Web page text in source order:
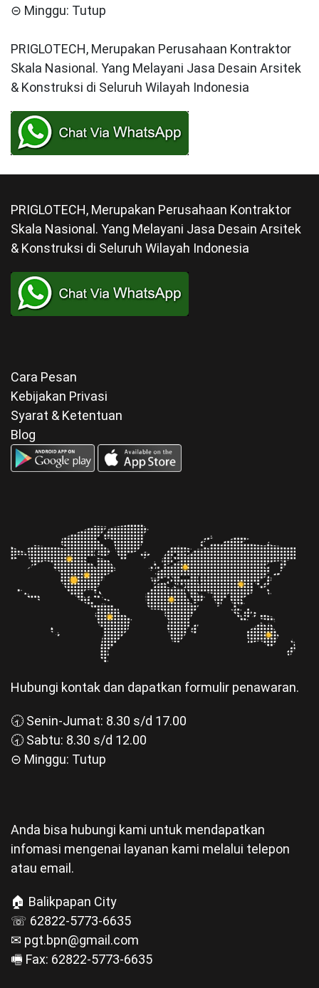
⊝ Minggu: Tutup
PRIGLOTECH, Merupakan Perusahaan Kontraktor
Skala Nasional. Yang Melayani Jasa Desain Arsitek
& Konstruksi di Seluruh Wilayah Indonesia
PRIGLOTECH, Merupakan Perusahaan Kontraktor
Skala Nasional. Yang Melayani Jasa Desain Arsitek
& Konstruksi di Seluruh Wilayah Indonesia
Cara Pesan
Kebijakan Privasi
Syarat & Ketentuan
Blog
Hubungi kontak dan dapatkan formulir penawaran.
🕣 Senin-Jumat: 8.30 s/d 17.00
🕣 Sabtu: 8.30 s/d 12.00
⊝ Minggu: Tutup
Anda bisa hubungi kami untuk mendapatkan
infomasi mengenai layanan kami melalui telepon
atau email.
🏠 Balikpapan City
☏ 62822-5773-6635
✉ pgt.bpn@gmail.com
🖷 Fax: 62822-5773-6635